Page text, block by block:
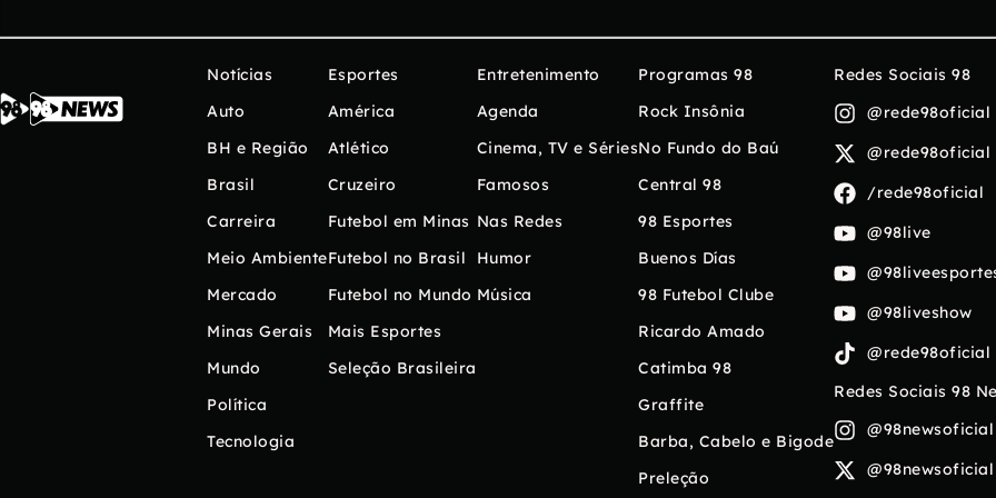
Notícias
Auto
BH e Região
Brasil
Carreira
Meio Ambiente
Mercado
Minas Gerais
Mundo
Política
Tecnologia
Esportes
América
Atlético
Cruzeiro
Futebol em Minas
Futebol no Brasil
Futebol no Mundo
Mais Esportes
Seleção Brasileira
Entretenimento
Agenda
Cinema, TV e Séries
Famosos
Nas Redes
Humor
Música
Programas 98
Rock Insônia
No Fundo do Baú
Central 98
98 Esportes
Buenos Días
98 Futebol Clube
Ricardo Amado
Catimba 98
Graffite
Barba, Cabelo e Bigode
Preleção
Redes Sociais 98
@rede98oficial
@rede98oficial
/rede98oficial
@98live
@98liveshow
@rede98oficial
Redes Sociais 98
@98newsoficial
@98newsoficial